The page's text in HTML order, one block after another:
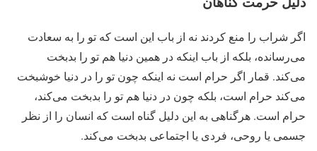
اگر شراب را منع کردند نه از باب این است که تو را به سعادت
می‌رسانده، بلکه از باب اینکه در همین دنیا هم تو را بدبخت
می‌کند. قمار اگر حرام است نه اینکه چون تو را در دنیا خوشبخت
می‌کند حرام است، بلکه چون در دنیا هم تو را بدبخت می‌کند،
حرام است. هرگناهی به این دلیل گناه است که انسان را از نظر
جسمی یا روحی، فردی یا اجتماعی بدبخت می‌کند.